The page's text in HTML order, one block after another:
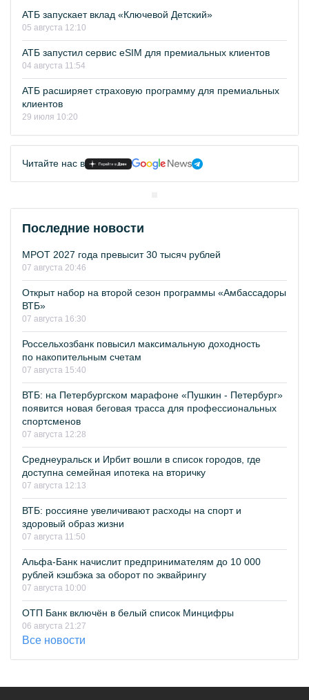
АТБ запускает вклад «Ключевой Детский»
05 августа 12:10
АТБ запустил сервис eSIM для премиальных клиентов
04 августа 11:54
АТБ расширяет страховую программу для премиальных
клиентов
29 июля 10:20
Читайте нас в
Последние новости
МРОТ 2027 года превысит 30 тысяч рублей
07 августа 20:46
Открыт набор на второй сезон программы «Амбассадоры
ВТБ»
07 августа 16:30
Россельхозбанк повысил максимальную доходность
по накопительным счетам
07 августа 15:40
ВТБ: на Петербургском марафоне «Пушкин - Петербург»
появится новая беговая трасса для профессиональных
спортсменов
07 августа 12:28
Среднеуральск и Ирбит вошли в список городов, где
доступна семейная ипотека на вторичку
07 августа 12:13
ВТБ: россияне увеличивают расходы на спорт и
здоровый образ жизни
07 августа 11:50
Альфа-Банк начислит предпринимателям до 10 000
рублей кэшбэка за оборот по эквайрингу
07 августа 10:00
ОТП Банк включён в белый список Минцифры
06 августа 21:27
Все новости